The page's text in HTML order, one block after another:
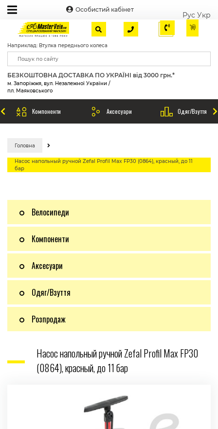
Особистий кабінет
Рус Укр
Наприклад: Втулка переднього колеса
БЕЗКОШТОВНА ДОСТАВКА ПО УКРАЇНІ від 3000 грн.*
м. Запоріжжя, вул. Незалежної України /
пл. Маяковського
Компоненти Аксесуари Одяг/Взуття
Головна
Насос напольный ручной Zefal Profil Max FP30 (0864), красный, до 11
бар
Велосипеди
Компоненти
Аксесуари
Одяг/Взуття
Розпродаж
Насос напольный ручной Zefal Profil Max FP30
(0864), красный, до 11 бар